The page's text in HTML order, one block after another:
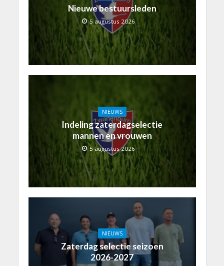
Nieuwe bestuursleden
5 augustus 2026
NIEUWS
Indeling zaterdagselectie
mannen en vrouwen
5 augustus 2026
NIEUWS
Zaterdag selectie seizoen
2026-2027